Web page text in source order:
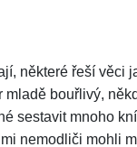
některé řeší věci
bouřlivý,
sestavit mnoho
nemodliči mohli